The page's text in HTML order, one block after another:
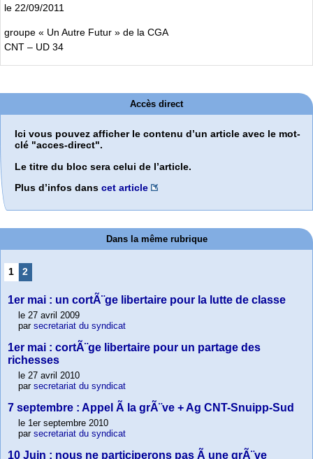
le 22/09/2011
groupe « Un Autre Futur » de la CGA
CNT – UD 34
Accès direct
Ici vous pouvez afficher le contenu d’un article avec le mot-
clé "acces-direct".
Le titre du bloc sera celui de l’article.
Plus d’infos dans cet article
Dans la même rubrique
1 2
1er mai : un cortÃ¨ge libertaire pour la lutte de classe
le 27 avril 2009
par secretariat du syndicat
1er mai : cortÃ¨ge libertaire pour un partage des
richesses
le 27 avril 2010
par secretariat du syndicat
7 septembre : Appel Ã la grÃ¨ve + Ag CNT-Snuipp-Sud
le 1er septembre 2010
par secretariat du syndicat
10 Juin : nous ne participerons pas Ã une grÃ¨ve